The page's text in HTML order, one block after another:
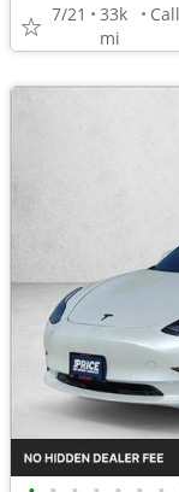
7/21
33k
mi